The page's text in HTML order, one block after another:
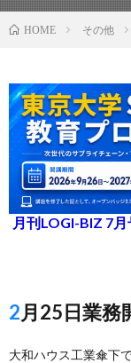
HOME その他
月刊LOGI-BIZ 7
2月25日業務
大和ハウス工業傘下